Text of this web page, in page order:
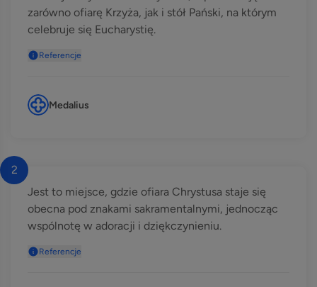
zarówno ofiarę Krzyża, jak i stół Pański, na którym
celebruje się Eucharystię.
Referencje
Medalius
2
Jest to miejsce, gdzie ofiara Chrystusa staje się
obecna pod znakami sakramentalnymi, jednocząc
wspólnotę w adoracji i dziękczynieniu.
Referencje